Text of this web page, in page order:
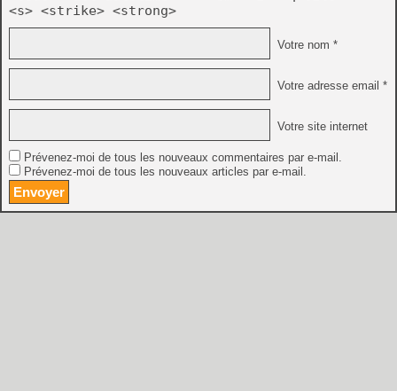
<s> <strike> <strong>
Votre nom *
Votre adresse email *
Votre site internet
Prévenez-moi de tous les nouveaux commentaires par e-mail.
Prévenez-moi de tous les nouveaux articles par e-mail.